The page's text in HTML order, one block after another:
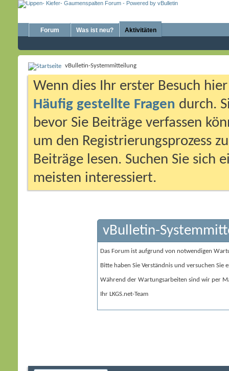
Forum Was ist neu? Aktivitäten
vBulletin-Systemmitteilung
Wenn dies Ihr erster Besuch
Häufig gestellte Fragen durch.
bevor Sie Beiträge verfassen
um den Registrierungsprozess
Beiträge lesen. Suchen Sie sich
meisten interessiert.
vBulletin-
Das Forum ist aufgrund von notwendigen
Bitte haben Sie Verständnis und versuchen Sie
Während der Wartungsarbeiten sind wir per
Ihr LKGS.net-Team